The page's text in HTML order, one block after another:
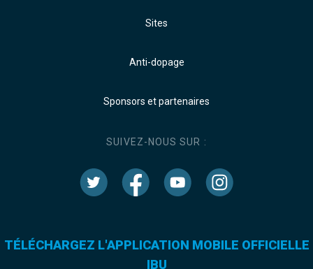
Sites
Anti-dopage
Sponsors et partenaires
SUIVEZ-NOUS SUR :
TÉLÉCHARGEZ L'APPLICATION MOBILE OFFICIELLE
IBU